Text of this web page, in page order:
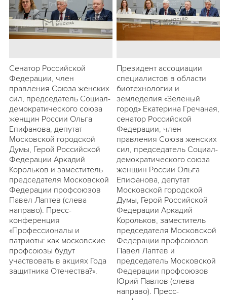
Сенатор Российской
Федерации, член
правления Союза женских
сил, председатель Социал-
демократического союза
женщин России Ольга
Епифанова, депутат
Московской городской
Думы, Герой Российской
Федерации Аркадий
Корольков и заместитель
председателя Московской
Федерации профсоюзов
Павел Лаптев (слева
направо). Пресс-
конференция
«Профессионалы и
патриоты: как московские
профсоюзы будут
участвовать в акциях Года
защитника Отечества?».
Президент ассоциации
специалистов в области
биотехнологии и
земледелия «Зеленый
город» Екатерина Гречаная,
сенатор Российской
Федерации, член
правления Союза женских
сил, председатель Социал-
демократического союза
женщин России Ольга
Епифанова, депутат
Московской городской
Думы, Герой Российской
Федерации Аркадий
Корольков, заместитель
председателя Московской
Федерации профсоюзов
Павел Лаптев и
председатель Московской
Федерации профсоюзов
Юрий Павлов (слева
направо). Пресс-